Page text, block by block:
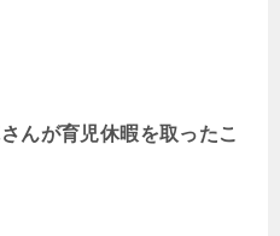
んが育児休暇を取ったこ